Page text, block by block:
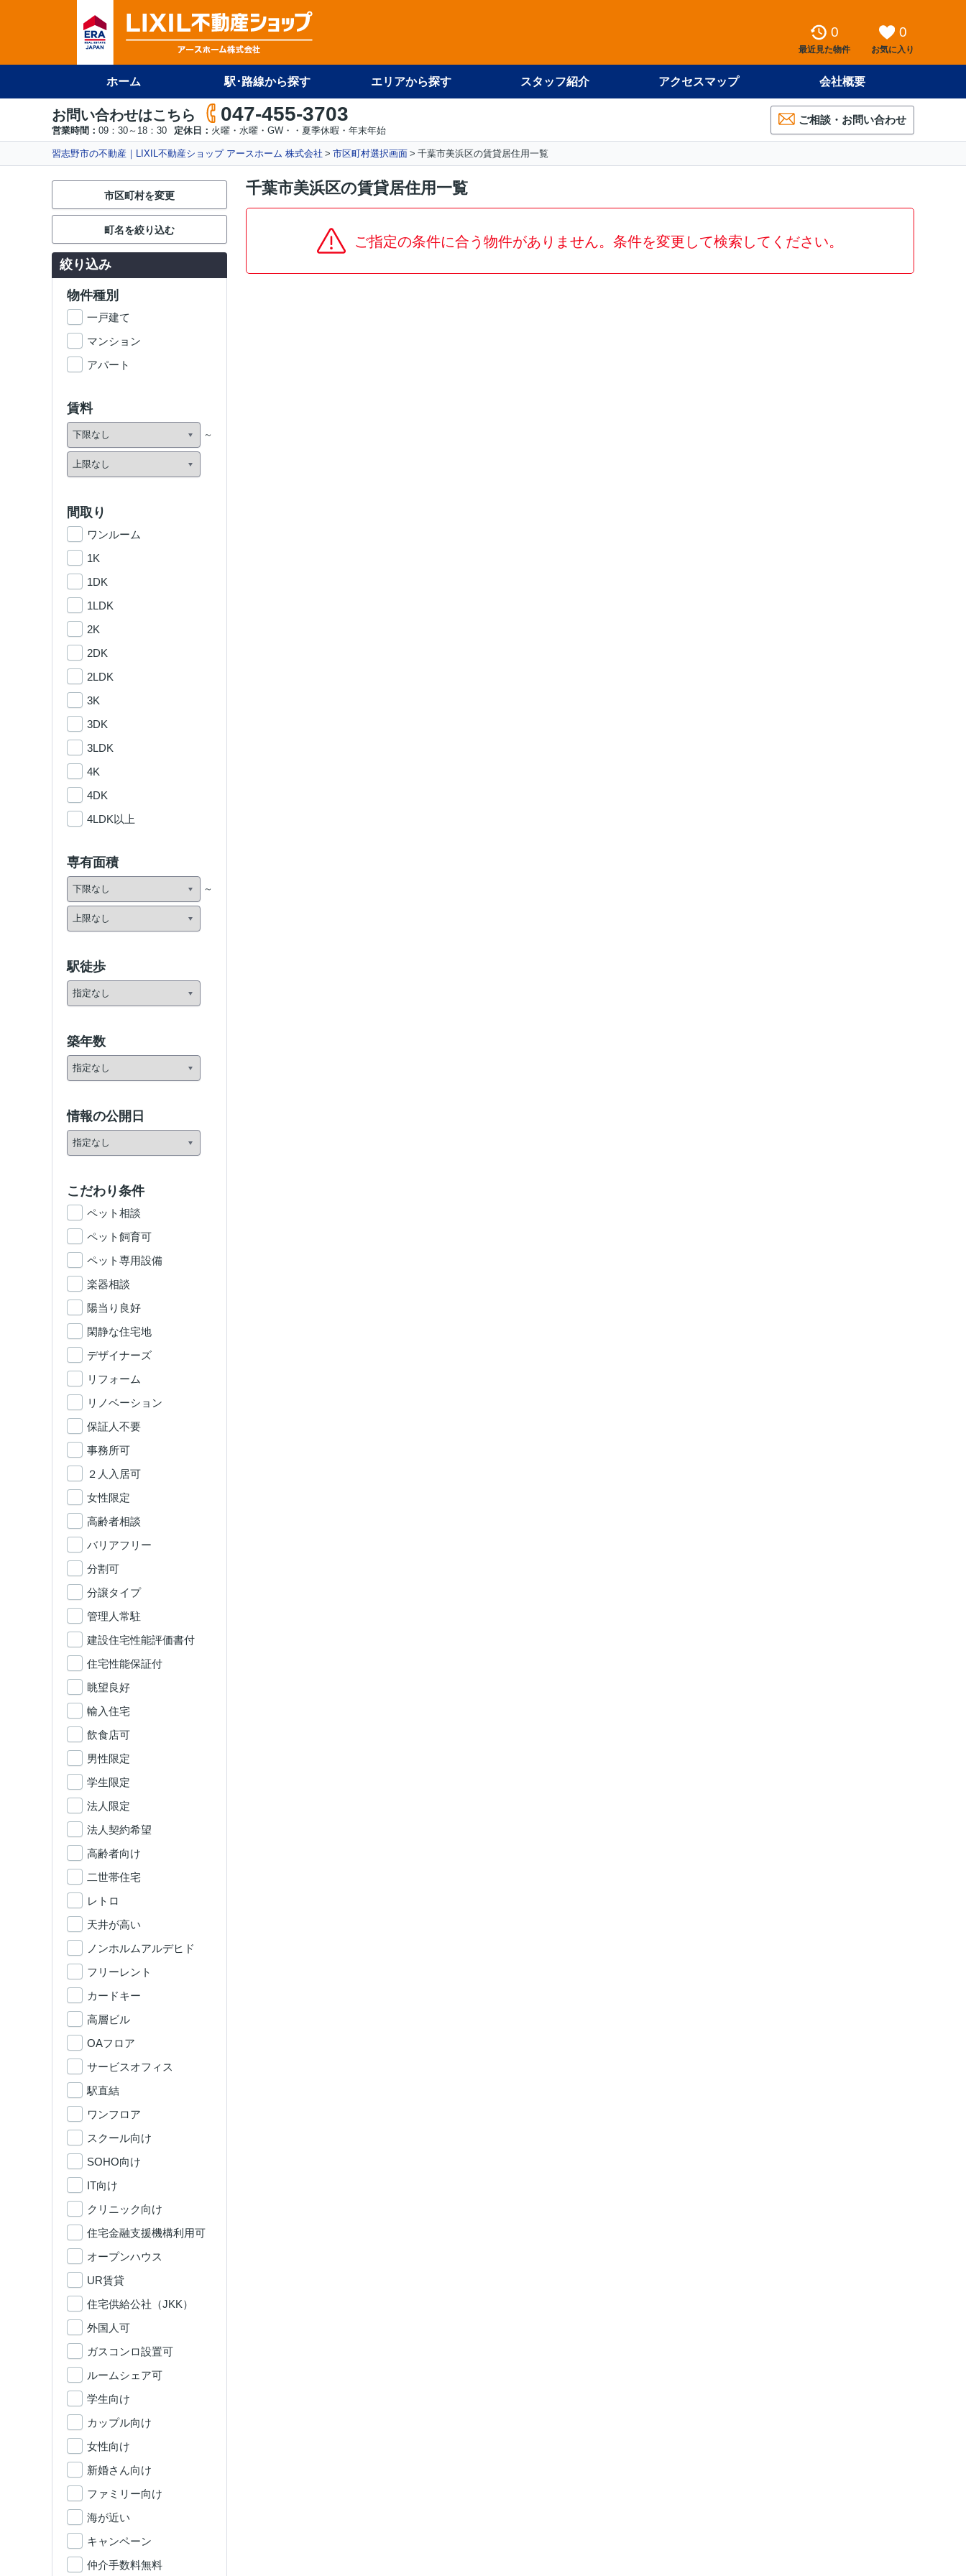
0
最近見た物件
0
お気に入り
ホーム 駅･路線から探す エリアから探す スタッフ紹介 アクセスマップ 会社概要
お問い合わせはこちら 047-455-3703
営業時間： 09：30～18：30 定休日： 火曜・水曜・GW・・夏季休暇・年末年始
ご相談・お問い合わせ
習志野市の不動産｜LIXIL不動産ショップ アースホーム 株式会社 市区町村選択画面 千葉市美浜区の賃貸居住用一覧
千葉市美浜区の賃貸居住用一覧
ご指定の条件に合う物件がありません。条件を変更して検索してください。
市区町村を変更
町名を絞り込む
絞り込み
物件種別
一戸建て
マンション
アパート
賃料
間取り
ワンルーム
1K
1DK
1LDK
2K
2DK
2LDK
3K
3DK
3LDK
4K
4DK
4LDK以上
専有面積
駅徒歩
築年数
情報の公開日
こだわり条件
ペット相談
ペット飼育可
ペット専用設備
楽器相談
陽当り良好
閑静な住宅地
デザイナーズ
リフォーム
リノベーション
保証人不要
事務所可
２人入居可
女性限定
高齢者相談
バリアフリー
分割可
分譲タイプ
管理人常駐
建設住宅性能評価書付
住宅性能保証付
眺望良好
輸入住宅
飲食店可
男性限定
学生限定
法人限定
法人契約希望
高齢者向け
二世帯住宅
レトロ
天井が高い
ノンホルムアルデヒド
フリーレント
カードキー
高層ビル
OAフロア
サービスオフィス
駅直結
ワンフロア
スクール向け
SOHO向け
IT向け
クリニック向け
住宅金融支援機構利用可
オープンハウス
UR賃貸
住宅供給公社（JKK）
外国人可
ガスコンロ設置可
ルームシェア可
学生向け
カップル向け
女性向け
新婚さん向け
ファミリー向け
海が近い
キャンペーン
仲介手数料無料